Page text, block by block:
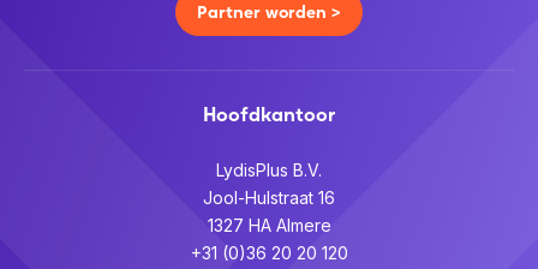
Partner worden >
Hoofdkantoor
LydisPlus B.V.
Jool-Hulstraat 16
1327 HA Almere
+31 (0)36 20 20 120